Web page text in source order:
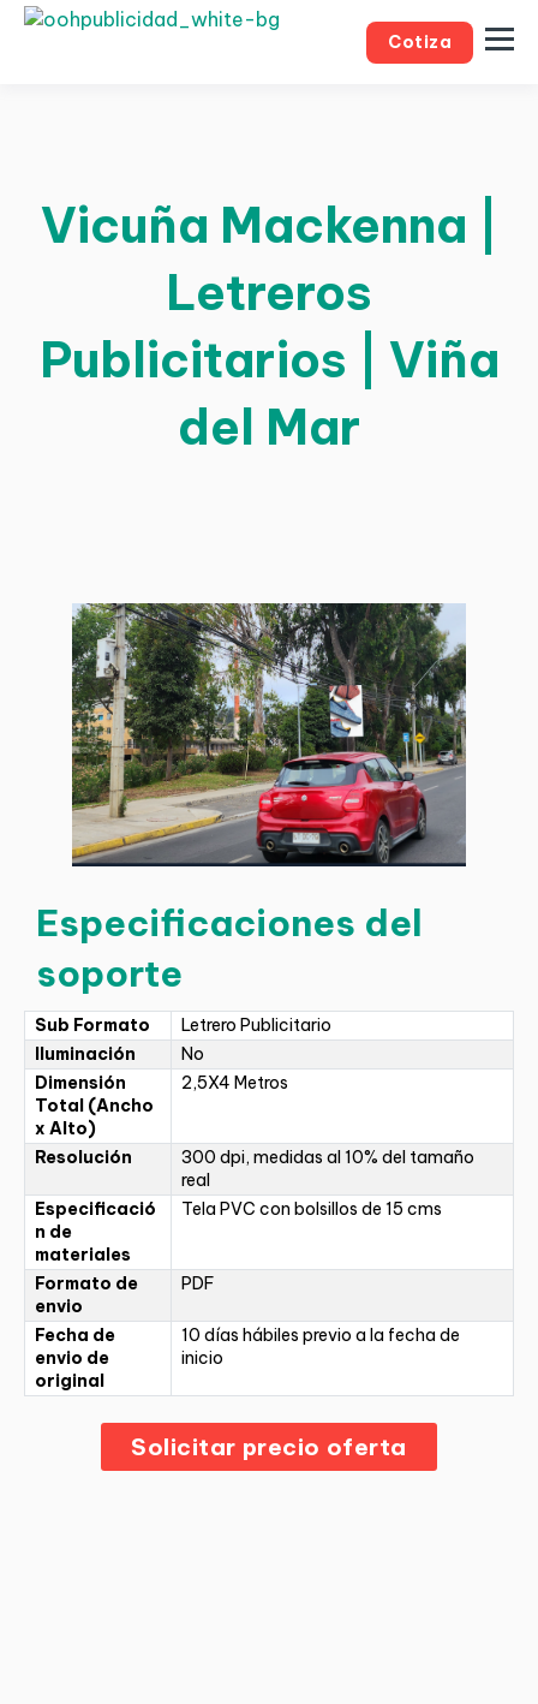
Cotiza
Vicuña Mackenna |
Letreros
Publicitarios | Viña
del Mar
Especificaciones del
soporte
Sub Formato
Letrero Publicitario
Iluminación
No
Dimensión
Total (Ancho
x Alto)
2,5X4 Metros
Resolución
300 dpi, medidas al 10% del tamaño
real
Especificació
n de
materiales
Tela PVC con bolsillos de 15 cms
Formato de
envio
PDF
Fecha de
envio de
original
10 días hábiles previo a la fecha de
inicio
Solicitar precio oferta